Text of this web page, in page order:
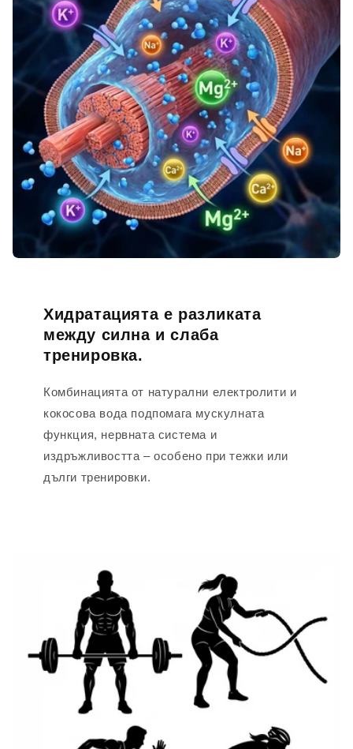
Хидратацията е разликата
между силна и слаба
тренировка.
Комбинацията от натурални електролити и
кокосова вода подпомага мускулната
функция, нервната система и
издръжливостта – особено при тежки или
дълги тренировки.